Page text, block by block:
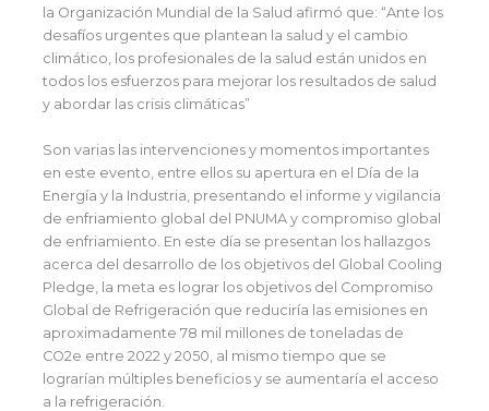
la Organización Mundial de la Salud afirmó que: “Ante los
desafíos urgentes que plantean la salud y el cambio
climático, los profesionales de la salud están unidos en
todos los esfuerzos para mejorar los resultados de salud
y abordar las crisis climáticas”
Son varias las intervenciones y momentos importantes
en este evento, entre ellos su apertura en el Día de la
Energía y la Industria, presentando el informe y vigilancia
de enfriamiento global del PNUMA y compromiso global
de enfriamiento. En este día se presentan los hallazgos
acerca del desarrollo de los objetivos del Global Cooling
Pledge, la meta es lograr los objetivos del Compromiso
Global de Refrigeración que reduciría las emisiones en
aproximadamente 78 mil millones de toneladas de
CO2e entre 2022 y 2050, al mismo tiempo que se
lograrían múltiples beneficios y se aumentaría el acceso
a la refrigeración.